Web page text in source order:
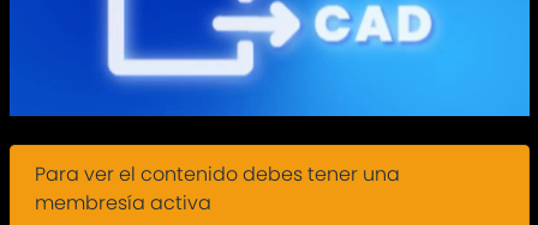
Para ver el contenido debes tener una
membresía activa